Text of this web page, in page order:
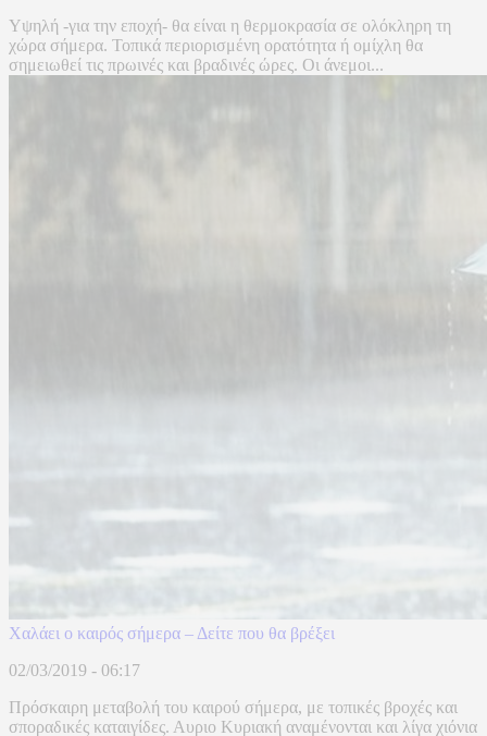
Υψηλή -για την εποχή- θα είναι η θερμοκρασία σε ολόκληρη τη
χώρα σήμερα. Τοπικά περιορισμένη ορατότητα ή ομίχλη θα
σημειωθεί τις πρωινές και βραδινές ώρες. Οι άνεμοι...
Χαλάει ο καιρός σήμερα – Δείτε που θα βρέξει
02/03/2019 - 06:17
Πρόσκαιρη μεταβολή του καιρού σήμερα, με τοπικές βροχές και
σποραδικές καταιγίδες. Αυριο Κυριακή αναμένονται και λίγα χιόνια